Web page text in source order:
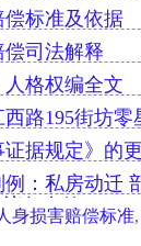
偿标准及依据
偿司法解释
格权编全文
路195街坊
证据规定》的
：私房动迁
仍有效
身损害赔偿标准,